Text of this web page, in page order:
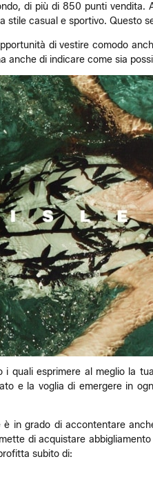
di più di 850 punti
casual e sportivo. Questo
di vestire comodo
di indicare come sia
quali esprimere al meglio la
e la voglia di emergere in
in grado di accontentare
di acquistare
subito di: